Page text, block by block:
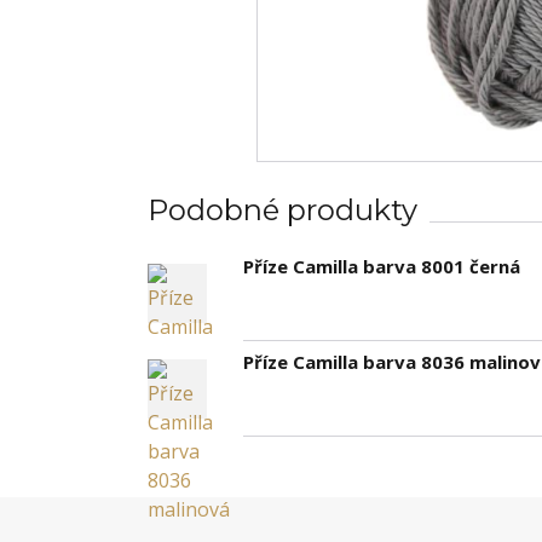
Podobné produkty
Příze Camilla barva 8001 černá
Příze Camilla barva 8036